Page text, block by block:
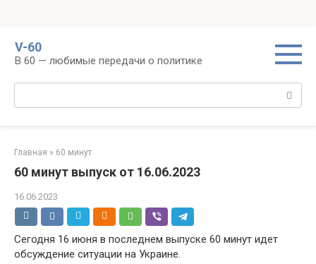
контенту
V-60
В 60 — любимые передачи о политике
Поиск:
Главная » 60 минут
60 минут выпуск от 16.06.2023
16.06.2023
Сегодня 16 июня в последнем выпуске 60 минут идет
обсуждение ситуации на Украине.